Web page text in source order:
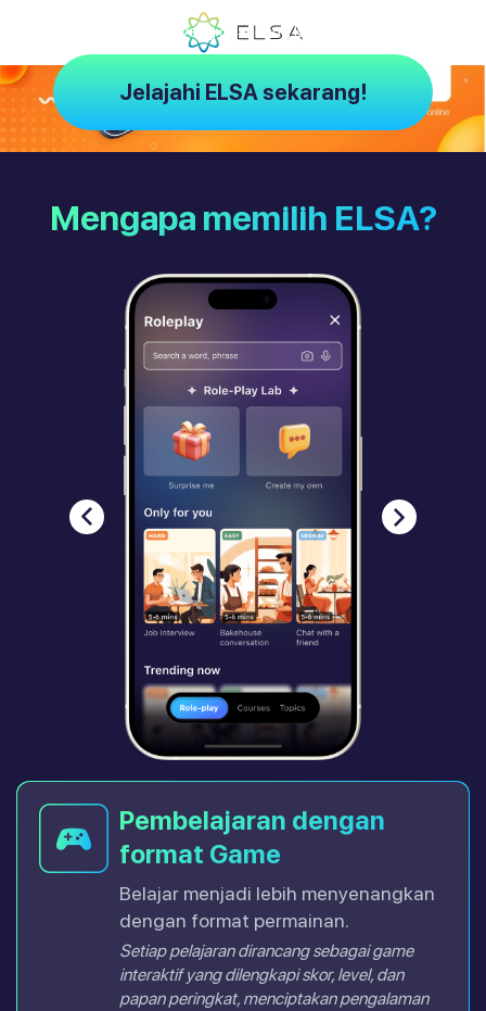
ELSA – Pelatih AI yang dirancang khusus untuk Anda
Jelajahi ELSA sekarang!
Mengapa memilih ELSA?
Pembelajaran dengan
format Game
Belajar menjadi lebih menyenangkan
dengan format permainan.
Setiap pelajaran dirancang sebagai game
interaktif yang dilengkapi skor, level, dan
papan peringkat, menciptakan pengalaman